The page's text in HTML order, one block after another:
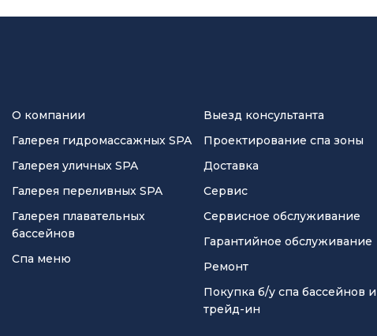
О компании
Галерея гидромассажных SPA
Галерея уличных SPA
Галерея переливных SPA
Галерея плавательных
бассейнов
Спа меню
Выезд консультанта
Проектирование спа зоны
Доставка
Сервис
Сервисное обслуживание
Гарантийное обслуживание
Ремонт
Покупка б/у спа бассейнов и
трейд-ин